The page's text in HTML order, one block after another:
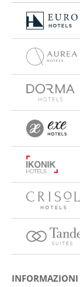
INFORMAZIONI